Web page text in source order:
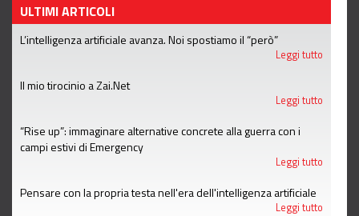
ULTIMI ARTICOLI
L’intelligenza artificiale avanza. Noi spostiamo il “però”
Leggi tutto
Il mio tirocinio a Zai.Net
Leggi tutto
“Rise up”: immaginare alternative concrete alla guerra con i
campi estivi di Emergency
Leggi tutto
Pensare con la propria testa nell'era dell'intelligenza artificiale
Leggi tutto